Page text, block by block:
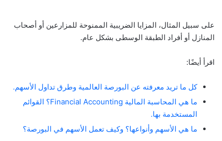
على سبيل المثال، المزايا الضريبية الممنوحة للمزارعين أو أصحاب
المنازل أو أفراد الطبقة الوسطى بشكل عام.
اقرأ أيضًا:
كل ما تريد معرفته عن البورصة العالمية وطرق تداول الأسهم.
ما هي المحاسبة المالية Financial Accounting؟ القوائم
المستخدمة بها.
ما هي الأسهم وأنواعها؟ وكيف تعمل الأسهم في البورصة؟